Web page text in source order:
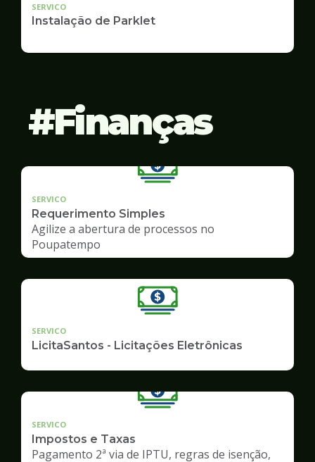
SERVICO
Instalação de Parklet
Finanças
SERVICO
Requerimento Simples
Agilize a abertura de processos no
Poupatempo
SERVICO
LicitaSantos - Licitações Eletrônicas
SERVICO
Impostos e Taxas
Pagamento 2ª via de IPTU, regras de isenção,